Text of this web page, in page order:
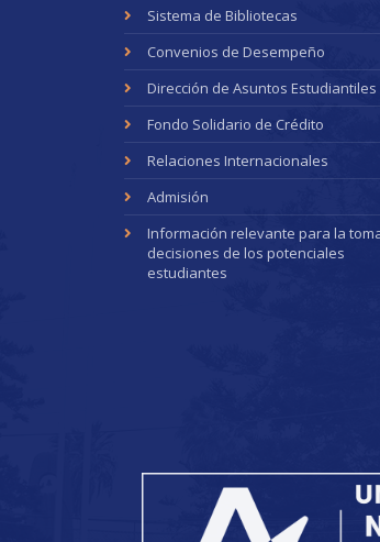
Sistema de Bibliotecas
Convenios de Desempeño
Dirección de Asuntos Estudiantiles
Fondo Solidario de Crédito
Relaciones Internacionales
Admisión
Información relevante para la
decisiones de los potenciales
estudiantes